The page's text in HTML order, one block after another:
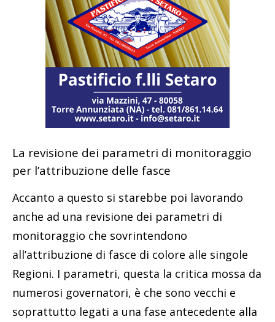
La revisione dei parametri di monitoraggio
per l’attribuzione delle fasce
Accanto a questo si starebbe poi lavorando
anche ad una revisione dei parametri di
monitoraggio che sovrintendono
all’attribuzione di fasce di colore alle singole
Regioni. I parametri, questa la critica mossa da
numerosi governatori, è che sono vecchi e
soprattutto legati a una fase antecedente alla